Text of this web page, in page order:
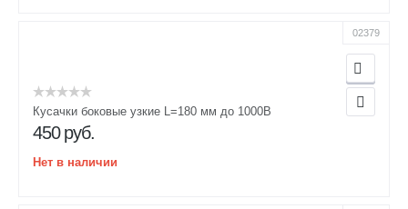
02379
Кусачки боковые узкие L=180 мм до 1000В
450 руб.
Нет в наличии